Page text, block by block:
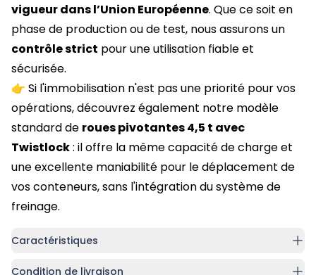
vigueur dans l’Union Européenne. Que ce soit en
phase de production ou de test, nous assurons un
contrôle strict pour une utilisation fiable et
sécurisée.
👉 Si l'immobilisation n'est pas une priorité pour vos
opérations,découvrez également notre modèle
standard de roues pivotantes 4,5 t avec
Twistlock: il offre la même capacité de charge et
une excellente maniabilité pour le déplacement de
vos conteneurs, sans l'intégration du système de
freinage.
Caractéristiques
Condition de livraison